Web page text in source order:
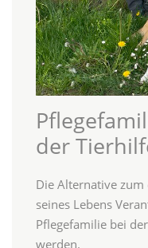
der
Die Alternative zum
seines Lebens
Pflegefamilie bei
werden.